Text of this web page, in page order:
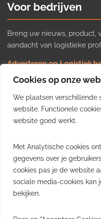
Cookies op onze
We plaatsen verschillende
website. Functionele
website goed werkt.
Met Analytische cookies
gegevens over je
cookies pas je de website
sociale media-cookies kan
bekijken.
Voor bedrijven
Breng uw nieuws, product,
aandacht van logistieke
Adverteren op
Nieuws insturen
Uw video op Logistiek.TV
Job plaatsen
Gratis wekelijkse
inzichten uit de Belgische
Uitschrijven kan altijd.